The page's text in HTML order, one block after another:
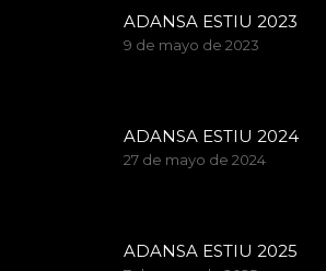
ADANSA ESTIU 2023
9 de mayo de 2023
ADANSA ESTIU 2024
27 de mayo de 2024
ADANSA ESTIU 2025